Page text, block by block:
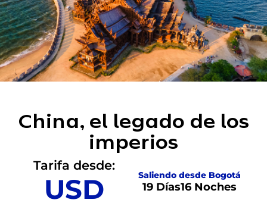
China, el legado de los
imperios
Tarifa desde:
USD
Saliendo desde Bogotá
19 Días16 Noches